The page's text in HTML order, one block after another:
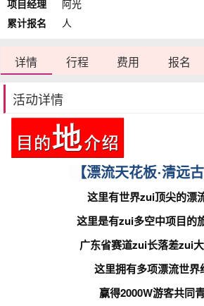
项目经理
阿光
累计报名
人
详情 行程 费用 报名
活动详情
【漂流天花板·清远古
这里有世界zui顶尖的漂
这里是有zui多空中项目的
广东省赛道zui长落差zui
这里拥有多项漂流世界
赢得2000W游客共同